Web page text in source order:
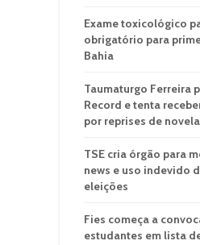
Exame toxicológico
obrigatório para
Bahia
Taumaturgo Ferreira
Record e tenta
por reprises de novela
TSE cria órgão para
news e uso indevido
eleições
Fies começa a
estudantes em lista